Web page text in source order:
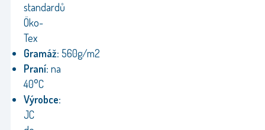
standardů
Öko-
Tex
Gramáž: 560g/m2
Praní: na
40°C
Výrobce:
JC